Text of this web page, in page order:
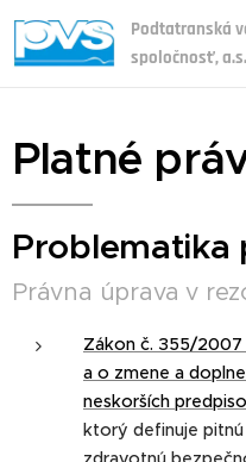
Podtatranská
spoločnosť, a.s.
Platné
Problematika
Právna úprava v
Zákon č. 355/2007
a o zmene a
neskorších
ktorý definuje